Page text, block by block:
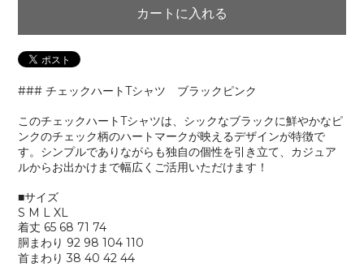
カートに入れる
### チェックハートTシャツ ブラックピンク
このチェックハートTシャツは、シックなブラックに鮮やかなピ
ンクのチェック柄のハートマークが映えるデザインが特徴で
す。シンプルでありながらも独自の個性を引き立て、カジュア
ルからお出かけまで幅広くご活用いただけます！
■サイズ
S M L XL
着丈 65 68 71 74
胴まわり 92 98 104 110
首まわり 38 40 42 44